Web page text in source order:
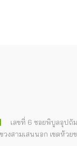
เลขที่ 6 ซอยพิบูลอุปถั
วงสามเสนนอก เขตห้วย